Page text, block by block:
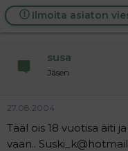
Ilmoita asiaton
susa
Jäsen
27.08.2004
Tääl ois 18 vuotisa äiti
vaan..